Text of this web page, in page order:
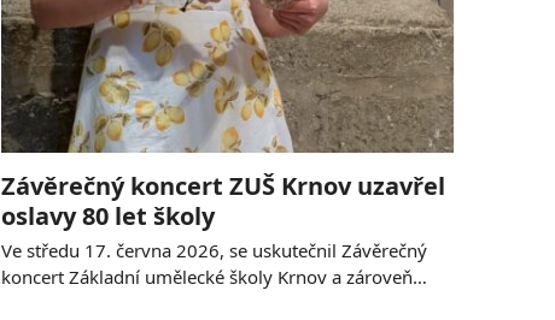
Závěrečný koncert ZUŠ Krnov uzavřel
oslavy 80 let školy
Ve středu 17. června 2026, se uskutečnil Závěrečný
koncert Základní umělecké školy Krnov a zároveň…